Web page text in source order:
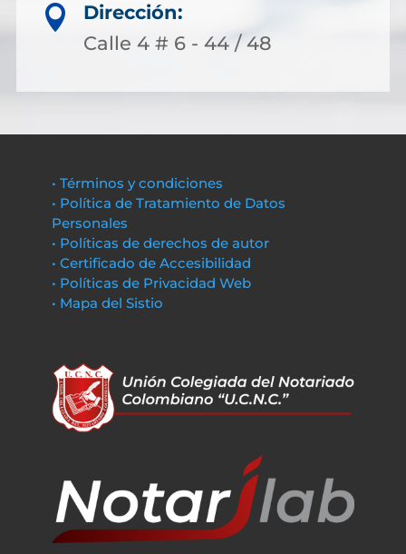

Dirección:
Calle 4 # 6 - 44 / 48
• Términos y condiciones
• Política de Tratamiento de Datos
Personales
• Políticas de derechos de autor
• Certificado de Accesibilidad
• Políticas de Privacidad Web
• Mapa del Sistio